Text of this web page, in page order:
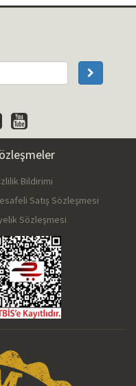
Bildirimi
Satış Sözleşmesi
Sözleşmesi